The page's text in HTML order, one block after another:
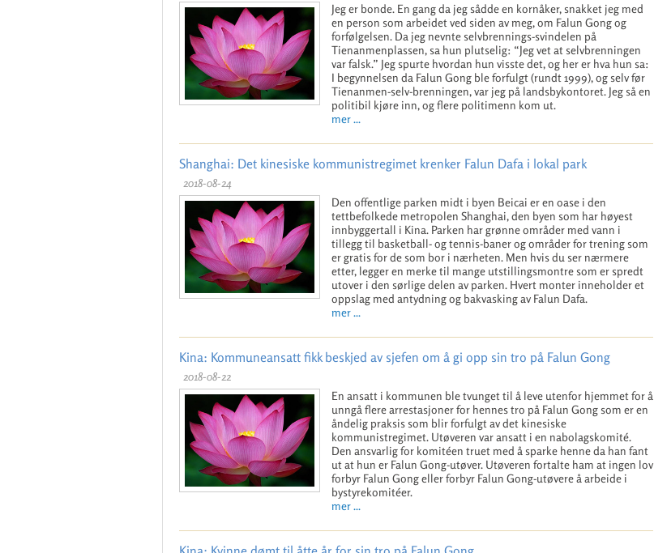
Jeg er bonde. En gang da jeg sådde en kornåker, snakket jeg med
en person som arbeidet ved siden av meg, om Falun Gong og
forfølgelsen. Da jeg nevnte selvbrennings-svindelen på
Tienanmenplassen, sa hun plutselig: “Jeg vet at selvbrenningen
var falsk.” Jeg spurte hvordan hun visste det, og her er hva hun sa:
I begynnelsen da Falun Gong ble forfulgt (rundt 1999), og selv før
Tienanmen-selv-brenningen, var jeg på landsbykontoret. Jeg så en
politibil kjøre inn, og flere politimenn kom ut.
mer ...
Shanghai: Det kinesiske kommunistregimet krenker Falun Dafa i lokal park
2018-08-24
Den offentlige parken midt i byen Beicai er en oase i den
tettbefolkede metropolen Shanghai, den byen som har høyest
innbyggertall i Kina. Parken har grønne områder med vann i
tillegg til basketball- og tennis-baner og områder for trening som
er gratis for de som bor i nærheten. Men hvis du ser nærmere
etter, legger en merke til mange utstillingsmontre som er spredt
utover i den sørlige delen av parken. Hvert monter inneholder et
oppslag med antydning og bakvasking av Falun Dafa.
mer ...
Kina: Kommuneansatt fikk beskjed av sjefen om å gi opp sin tro på Falun Gong
2018-08-22
En ansatt i kommunen ble tvunget til å leve utenfor hjemmet for å
unngå flere arrestasjoner for hennes tro på Falun Gong som er en
åndelig praksis som blir forfulgt av det kinesiske
kommunistregimet. Utøveren var ansatt i en nabolagskomité.
Den ansvarlig for komitéen truet med å sparke henne da han fant
ut at hun er Falun Gong-utøver. Utøveren fortalte ham at ingen lov
forbyr Falun Gong eller forbyr Falun Gong-utøvere å arbeide i
bystyrekomitéer.
mer ...